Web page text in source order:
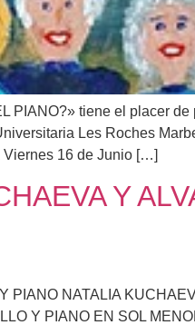
PIANO?» tiene el placer
Les Roches
16 de Junio […]
Y
NATALIA
Y PIANO EN SOL